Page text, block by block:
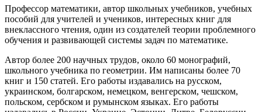
Профессор математики, автор школьных учебников, учебных
пособий для учителей и учеников, интересных книг для
внеклассного чтения, один из создателей теории проблемного
обучения и развивающей системы задач по математике.
Автор более 200 научных трудов, около 60 монографий,
школьного учебника по геометрии. Им написаны более 70
книг и 150 статей. Его работы издавались на русском,
украинском, болгарском, немецком, венгерском, чешском,
польском, сербском и румынском языках. Его работы